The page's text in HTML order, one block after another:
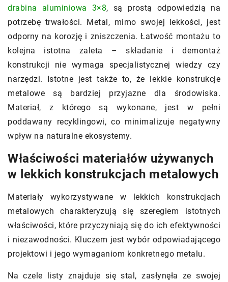
drabina aluminiowa 3×8, są prostą odpowiedzią na
potrzebę trwałości. Metal, mimo swojej lekkości, jest
odporny na korozję i zniszczenia. Łatwość montażu to
kolejna istotna zaleta – składanie i demontaż
konstrukcji nie wymaga specjalistycznej wiedzy czy
narzędzi. Istotne jest także to, że lekkie konstrukcje
metalowe są bardziej przyjazne dla środowiska.
Materiał, z którego są wykonane, jest w pełni
poddawany recyklingowi, co minimalizuje negatywny
wpływ na naturalne ekosystemy.
Właściwości materiałów używanych
w lekkich konstrukcjach metalowych
Materiały wykorzystywane w lekkich konstrukcjach
metalowych charakteryzują się szeregiem istotnych
właściwości, które przyczyniają się do ich efektywności
i niezawodności. Kluczem jest wybór odpowiadającego
projektowi i jego wymaganiom konkretnego metalu.
Na czele listy znajduje się stal, zasłynęła ze swojej